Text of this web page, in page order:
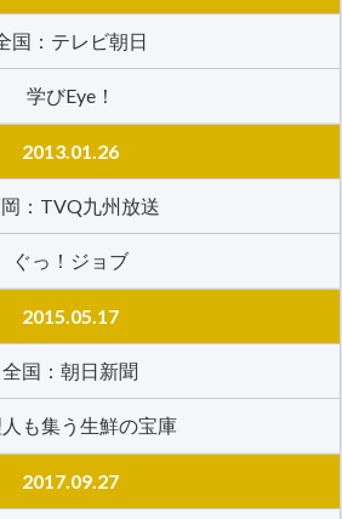
国：テレビ朝日
学びEye！
2013.01.26
：TVQ九州放送
ぐっ！ジョブ
2015.05.17
全国：朝日新聞
も集う生鮮の宝庫
2017.09.27